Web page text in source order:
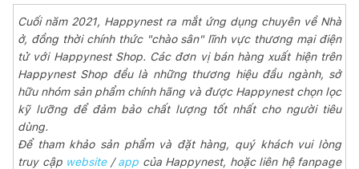
Cuối năm 2021, Happynest ra mắt ứng dụng chuyên về Nhà
ở, đồng thời chính thức "chào sân" lĩnh vực thương mại điện
tử với Happynest Shop. Các đơn vị bán hàng xuất hiện trên
Happynest Shop đều là những thương hiệu đầu ngành, sở
hữu nhóm sản phẩm chính hãng và được Happynest chọn lọc
kỹ lưỡng để đảm bảo chất lượng tốt nhất cho người tiêu
dùng.
Để tham khảo sản phẩm và đặt hàng, quý khách vui lòng
truy cập website/app của Happynest, hoặc liên hệ fanpage